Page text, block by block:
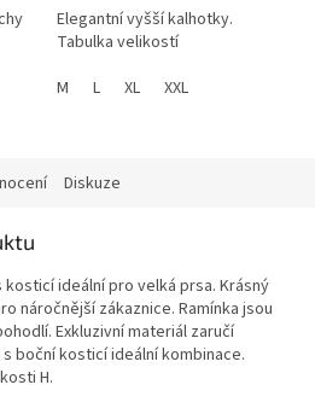
Elegantní vyšší kalhotky.
Tabulka velikostí
M
L XL XXL
Diskuze
ideální pro velká prsa. Krásný
náročnější zákaznice. Ramínka jsou
Exkluzivní materiál zaručí
boční kosticí ideální kombinace.
H.